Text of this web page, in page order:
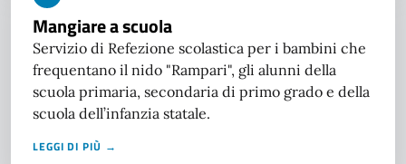
Mangiare a scuola
Servizio di Refezione scolastica per i bambini che
frequentano il nido "Rampari", gli alunni della
scuola primaria, secondaria di primo grado e della
scuola dell’infanzia statale.
LEGGI DI PIÙ →